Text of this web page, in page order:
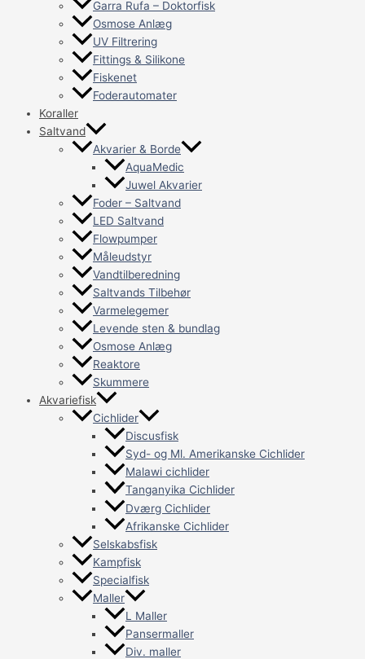
Garra Rufa – Doktorfisk
Osmose Anlæg
UV Filtrering
Fittings & Silikone
Fiskenet
Foderautomater
Koraller
Saltvand
Akvarier & Borde
AquaMedic
Juwel Akvarier
Foder – Saltvand
LED Saltvand
Flowpumper
Måleudstyr
Vandtilberedning
Saltvands Tilbehør
Varmelegemer
Levende sten & bundlag
Osmose Anlæg
Reaktore
Skummere
Akvariefisk
Cichlider
Discusfisk
Syd- og Ml. Amerikanske Cichlider
Malawi cichlider
Tanganyika Cichlider
Dværg Cichlider
Afrikanske Cichlider
Selskabsfisk
Kampfisk
Specialfisk
Maller
L Maller
Pansermaller
Div. maller